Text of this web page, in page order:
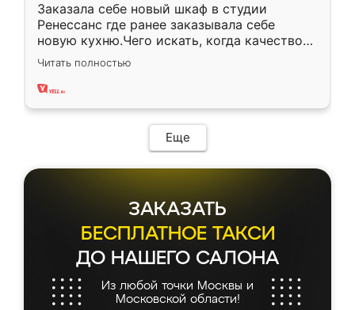
Заказала себе новый шкаф в студии
Ренессанс где ранее заказывала себе
новую кухню.Чего искать, когда качеством
вполне довольна. Служит кухня уже почти
два года, нареканий нет.
Читать полностью
Еще
ЗАКАЗАТЬ
БЕСПЛАТНОЕ ТАКСИ
ДО НАШЕГО САЛОНА
Из любой точки Москвы и
Московской области!